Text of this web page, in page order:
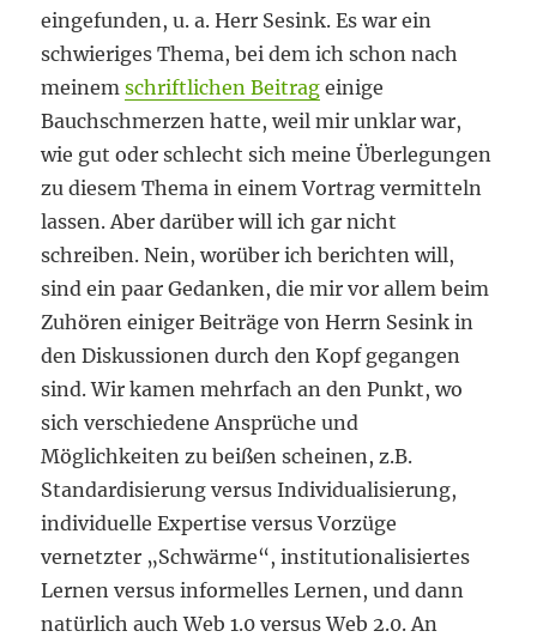
eingefunden, u. a. Herr Sesink. Es war ein
schwieriges Thema, bei dem ich schon nach
meinemschriftlichen Beitrag einige
Bauchschmerzen hatte, weil mir unklar war,
wie gut oder schlecht sich meine Überlegungen
zu diesem Thema in einem Vortrag vermitteln
lassen. Aber darüber will ich gar nicht
schreiben. Nein, worüber ich berichten will,
sind ein paar Gedanken, die mir vor allem beim
Zuhören einiger Beiträge von Herrn Sesink in
den Diskussionen durch den Kopf gegangen
sind. Wir kamen mehrfach an den Punkt, wo
sich verschiedene Ansprüche und
Möglichkeiten zu beißen scheinen, z.B.
Standardisierung versus Individualisierung,
individuelle Expertise versus Vorzüge
vernetzter „Schwärme“, institutionalisiertes
Lernen versus informelles Lernen, und dann
natürlich auch Web 1.0 versus Web 2.0. An